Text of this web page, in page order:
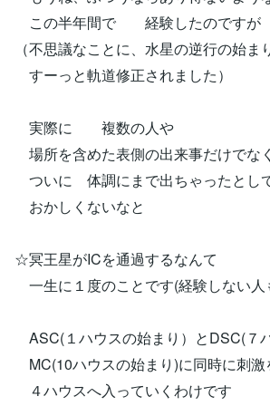
この半年間で 経験したのですが
（不思議なことに、水星の逆行の始ま
すーっと軌道修正されました）
実際に 複数の人や
場所を含めた表側の出来事だけでなく
ついに 体調にまで出ちゃったとし
おかしくないなと
☆冥王星がICを通過するなんて
一生に１度のことです(経験しない人
ASC(１ハウスの始まり）とDSC(７
MC(10ハウスの始まり)に同時に刺
４ハウスへ入っていくわけです